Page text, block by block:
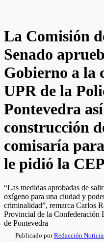
La Comisión
Senado
Gobierno a la
UPR de la
Pontevedra
construcción
comisaría
le pidió la CEP
“Las medidas aprobadas de
oxígeno para una ciudad y
criminalidad”, remarca Carlos
Provincial de la Confederación
de Pontevedra
Publicado porRedacción